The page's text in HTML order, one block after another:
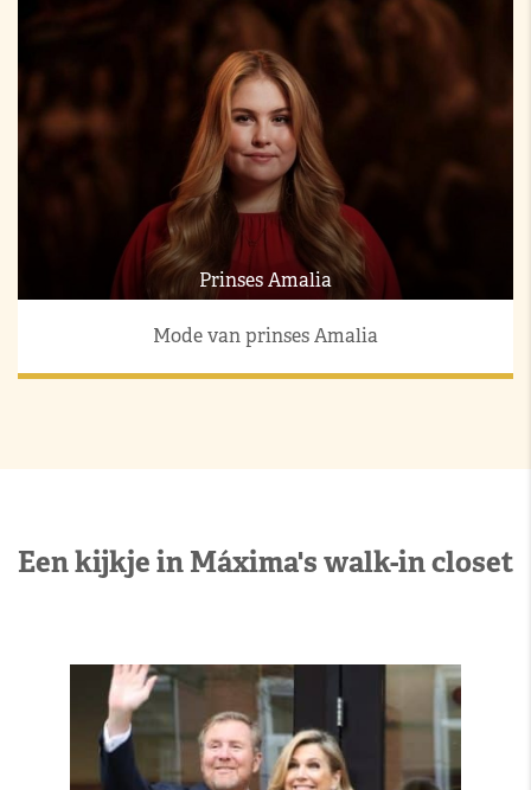
Prinses Amalia
Mode van prinses Amalia
Een kijkje in Máxima's walk-in closet